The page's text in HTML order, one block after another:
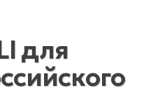
для